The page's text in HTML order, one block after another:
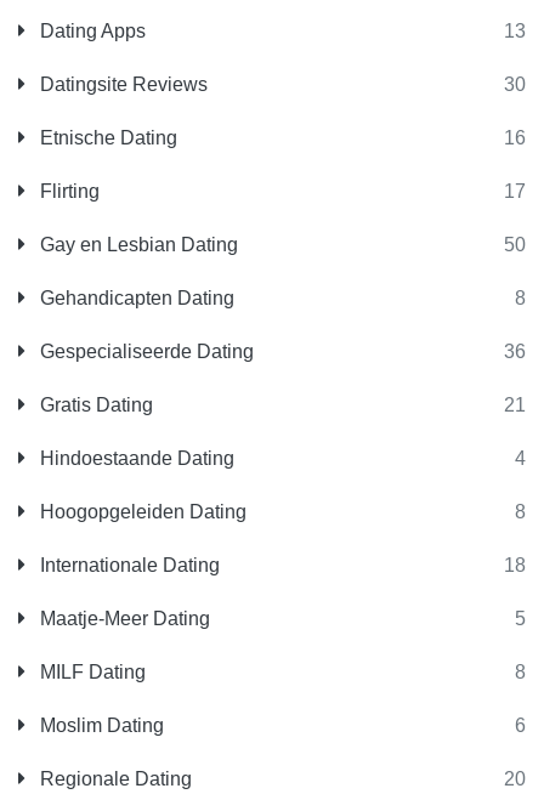
Dating Apps 13
Datingsite Reviews 30
Etnische Dating 16
Flirting 17
Gay en Lesbian Dating 50
Gehandicapten Dating 8
Gespecialiseerde Dating 36
Gratis Dating 21
Hindoestaande Dating 4
Hoogopgeleiden Dating 8
Internationale Dating 18
Maatje-Meer Dating 5
MILF Dating 8
Moslim Dating 6
Regionale Dating 20